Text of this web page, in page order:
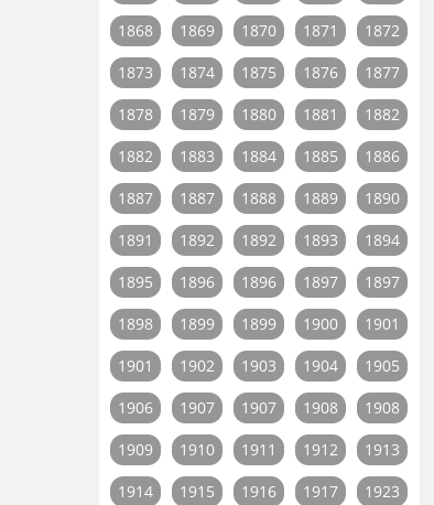
1868
1869 1870 1871
1872
1873
1874 1875 1876
1877
1878
1879 1880 1881
1882
1882
1883 1884 1885
1886
1887
1887 1888 1889
1890
1891
1892 1892 1893
1894
1895
1896 1896 1897
1897
1898
1899 1899 1900
1901
1901
1902 1903 1904
1905
1906
1907 1907 1908
1908
1909
1910 1911 1912
1913
1914
1915 1916 1917
1923